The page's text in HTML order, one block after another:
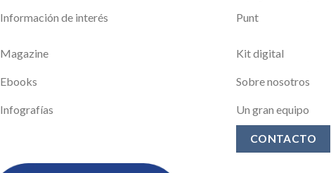
Información de interés
Magazine
Ebooks
Infografías
Punt
Kit digital
Sobre nosotros
Un gran equipo
CONTACTO